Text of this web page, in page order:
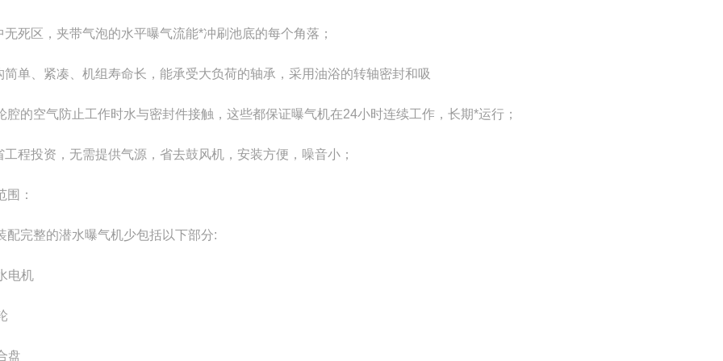
无死区，夹带气泡的水平曝气流能*冲刷池底的每个角落；
简单、紧凑、机组寿命长，能承受大负荷的轴承，采用油浴的转轴密封和吸
腔的空气防止工作时水与密封件接触，这些都保证曝气机在24小时连续工作，长期*运行；
工程投资，无需提供气源，省去鼓风机，安装方便，噪音小；
围：
配完整的潜水曝气机少包括以下部分:
电机
盘